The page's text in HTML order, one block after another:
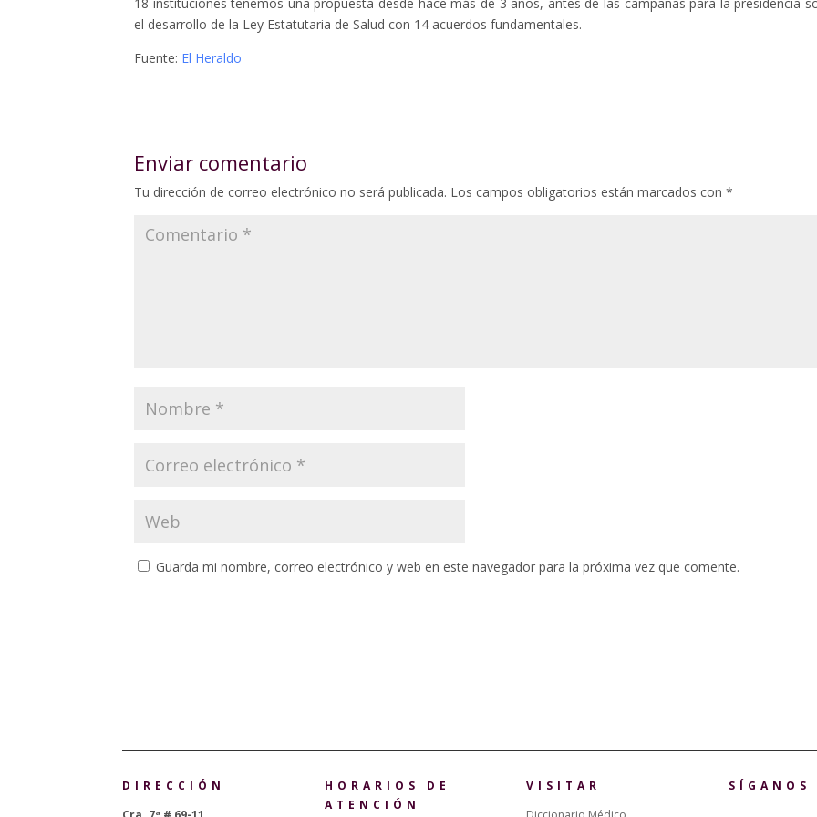
el desarrollo de la Ley Estatutaria de Salud con 14 acuerdos fundamentales.
Fuente: El Heraldo
Enviar comentario
Tu dirección de correo electrónico no será publicada. Los campos obligatorios están marcados con *
Guarda mi nombre, correo electrónico y web en este navegador para la próxima vez que comente.
DIRECCIÓN
HORARIOS DE
ATENCIÓN
VISITAR
SÍGANOS